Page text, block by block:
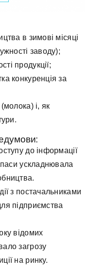
в зимові місяці
заводу);
продукції;
конкуренція за
і, як
до інформації
ускладнювала
з постачальниками
підприємства
відомих
загрозу
на ринку.